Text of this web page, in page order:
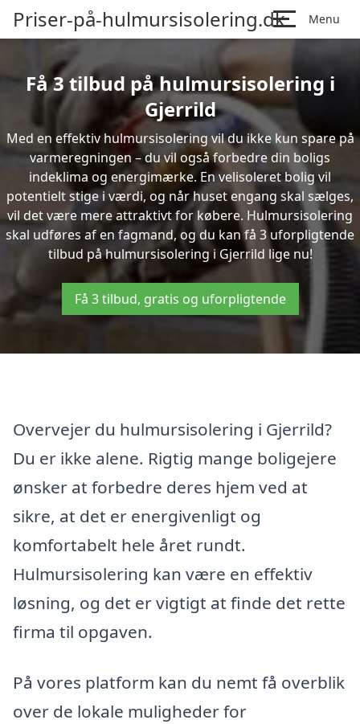
Priser-på-hulmursisolering.dk Menu
Få 3 tilbud på hulmursisolering i
Gjerrild
Med en effektiv hulmursisolering vil du ikke kun spare på
varmeregningen – du vil også forbedre din boligs
indeklima og energimærke. En velisoleret bolig vil
potentielt stige i værdi, og når huset engang skal sælges,
vil det være mere attraktivt for købere. Hulmursisolering
skal udføres af en fagmand, og du kan få 3 uforpligtende
tilbud på hulmursisolering i Gjerrild lige nu!
Få 3 tilbud, gratis og uforpligtende
Overvejer du hulmursisolering i Gjerrild?
Du er ikke alene. Rigtig mange boligejere
ønsker at forbedre deres hjem ved at
sikre, at det er energivenligt og
komfortabelt hele året rundt.
Hulmursisolering kan være en effektiv
løsning, og det er vigtigt at finde det rette
firma til opgaven.
På vores platform kan du nemt få overblik
over de lokale muligheder for